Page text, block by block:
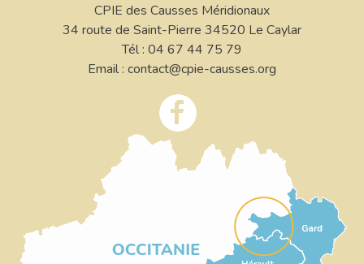
CPIE des Causses Méridionaux
34 route de Saint-Pierre 34520 Le Caylar
Tél : 04 67 44 75 79
Email : contact@cpie-causses.org